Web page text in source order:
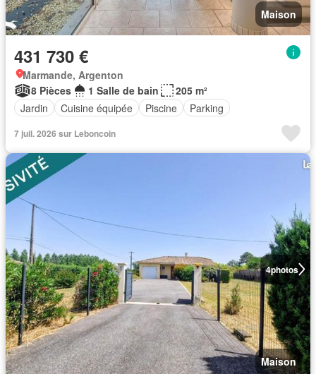
Maison
431 730 €
Marmande, Argenton
8 Pièces
1 Salle de bain
205 m²
Jardin
Cuisine équipée Piscine Parking
7 juil. 2026 sur Leboncoin
4photos
Maison